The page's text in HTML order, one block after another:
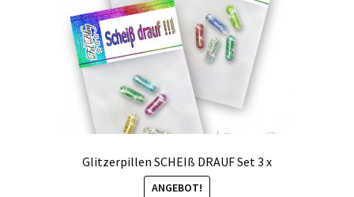
Glitzerpillen SCHEIß DRAUF Set 3 x
ANGEBOT!